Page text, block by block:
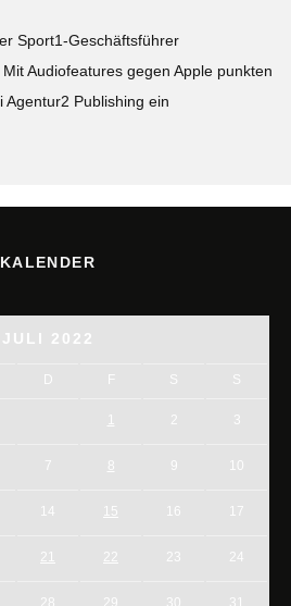
Sport1-Geschäftsführer
Audiofeatures gegen Apple punkten
Publishing ein
KALENDER
JULI 2022
D F S S
1 2 3
7 8 9 10
14 15 16 17
21 22 23 24